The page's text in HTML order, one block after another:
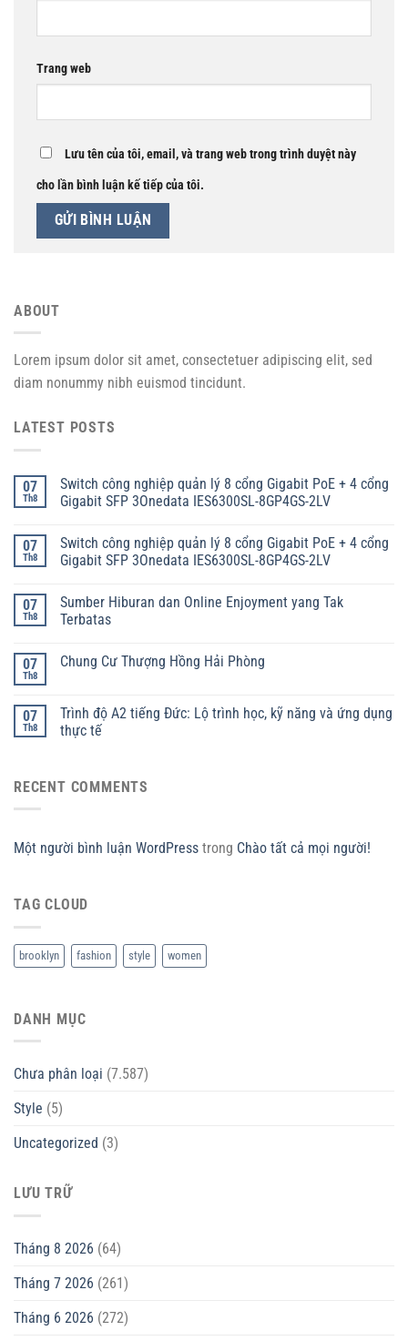
Trang web
Lưu tên của tôi, email, và trang web trong trình duyệt này
cho lần bình luận kế tiếp của tôi.
ABOUT
Lorem ipsum dolor sit amet, consectetuer adipiscing elit, sed
diam nonummy nibh euismod tincidunt.
LATEST POSTS
07
Th8
Switch công nghiệp quản lý 8 cổng Gigabit PoE + 4 cổng
Gigabit SFP 3Onedata IES6300SL-8GP4GS-2LV
07
Th8
Switch công nghiệp quản lý 8 cổng Gigabit PoE + 4 cổng
Gigabit SFP 3Onedata IES6300SL-8GP4GS-2LV
07
Th8
Sumber Hiburan dan Online Enjoyment yang Tak
Terbatas
07
Th8
Chung Cư Thượng Hồng Hải Phòng
07
Th8
Trình độ A2 tiếng Đức: Lộ trình học, kỹ năng và ứng dụng
thực tế
RECENT COMMENTS
Một người bình luận WordPress trong Chào tất cả mọi người!
TAG CLOUD
brooklyn fashion style women
DANH MỤC
Chưa phân loại (7.587)
Style (5)
Uncategorized (3)
LƯU TRỮ
Tháng 8 2026 (64)
Tháng 7 2026 (261)
Tháng 6 2026 (272)